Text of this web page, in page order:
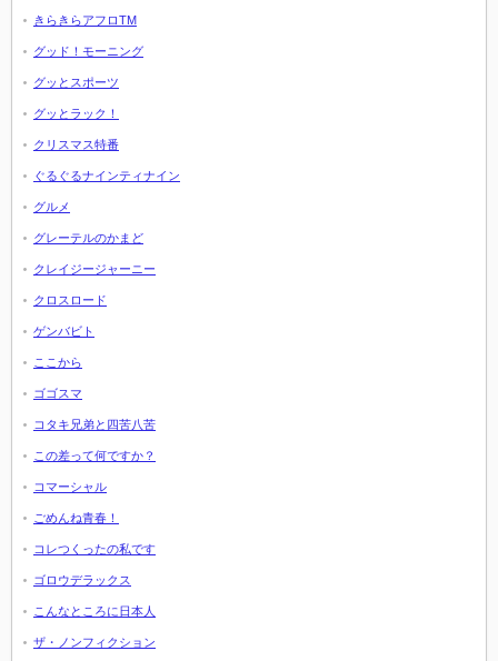
きらきらアフロTM
グッド！モーニング
グッとスポーツ
グッとラック！
クリスマス特番
ぐるぐるナインティナイン
グルメ
グレーテルのかまど
クレイジージャーニー
クロスロード
ゲンバビト
ここから
ゴゴスマ
コタキ兄弟と四苦八苦
この差って何ですか？
コマーシャル
ごめんね青春！
コレつくったの私です
ゴロウデラックス
こんなところに日本人
ザ・ノンフィクション